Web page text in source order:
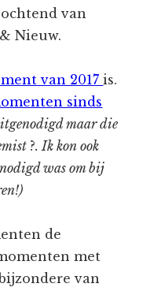
van
Nieuw.
van 2017is.
sinds
maar die
?. Ik kon ook
was om bij
de
met
van